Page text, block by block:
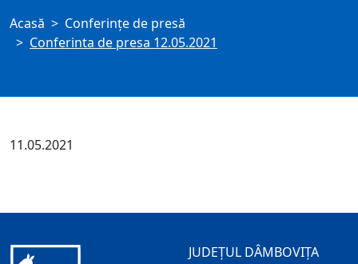
Acasă
Conferințe de presă
Conferinta de presa 12.05.2021
11.05.2021
JUDEȚUL DÂMBOVIȚA